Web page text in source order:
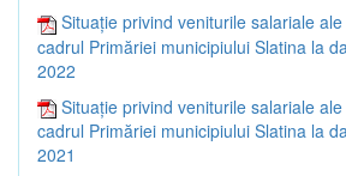
Situație privind veniturile salariale
cadrul Primăriei municipiului Slatina la
2022
Situație privind veniturile salariale
cadrul Primăriei municipiului Slatina la
2021